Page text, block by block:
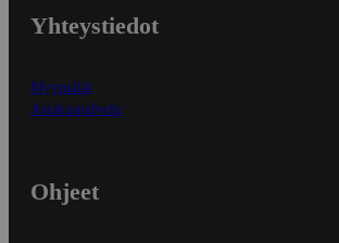
Yhteystiedot
Myymälät
Asiakaspalvelu
Ohjeet